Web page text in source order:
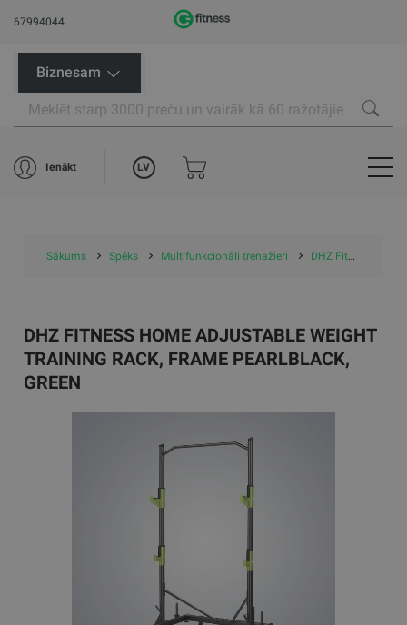
67994044
Biznesam
Ienākt LV
Sākums Spēks Multifunkcionāli trenažieri DHZ Fitness HOME Adjustable Weight Training Rack, frame pearlblack, green
DHZ FITNESS HOME ADJUSTABLE WEIGHT
TRAINING RACK, FRAME PEARLBLACK,
GREEN